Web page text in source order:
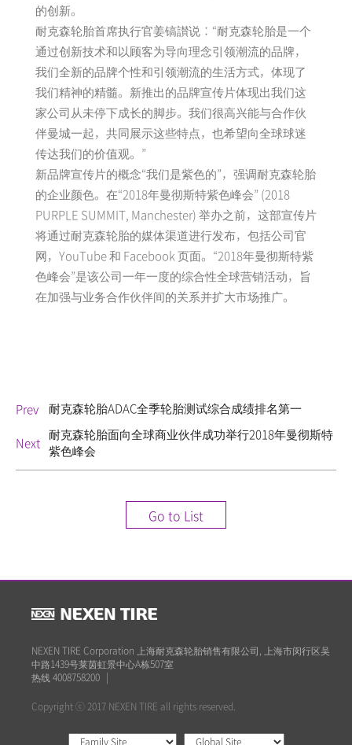
的创新。
耐克森轮胎首席执行官姜镐讃说：“耐克森轮胎是一个
通过创新技术和以顾客为导向理念引领潮流的品牌，
我们全新的品牌个性和引领潮流的生活方式，体现了
我们精神的精髓。新推出的品牌宣传片体现出我们这
家公司从未停下成长的脚步。我们很高兴能与合作伙
伴曼城一起，共同展示这些特点，也希望向全球球迷
传达我们的价值观。”
新品牌宣传片的概念“我们是紫色的”，强调耐克森轮胎
的企业颜色。在“2018年曼彻斯特紫色峰会” (2018
PURPLE SUMMIT, Manchester) 举办之前，这部宣传片
将通过耐克森轮胎的媒体渠道进行发布，包括公司官
网，YouTube 和 Facebook 页面。“2018年曼彻斯特紫
色峰会”是该公司一年一度的综合性全球营销活动，旨
在加强与业务合作伙伴间的关系并扩大市场推广。
Prev 耐克森轮胎ADAC全季轮胎测试综合成绩排名第一
Next 耐克森轮胎面向全球商业伙伴成功举行2018年曼彻斯特
紫色峰会
Go to List
NEXEN TIRE Corporation 上海耐克森轮胎销售有限公司, 上海市闵行区吴
中路1439号莱茵虹景中心A栋507室
热线 4008758200
Copyright ⓒ 2017 NEXEN TIRE all rights reserved.